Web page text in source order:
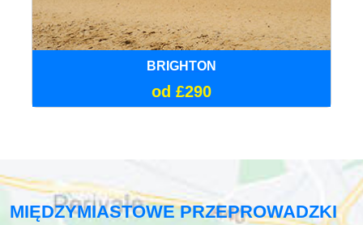
BRIGHTON
od £290
MIĘDZYMIASTOWE PRZEPROWADZKI